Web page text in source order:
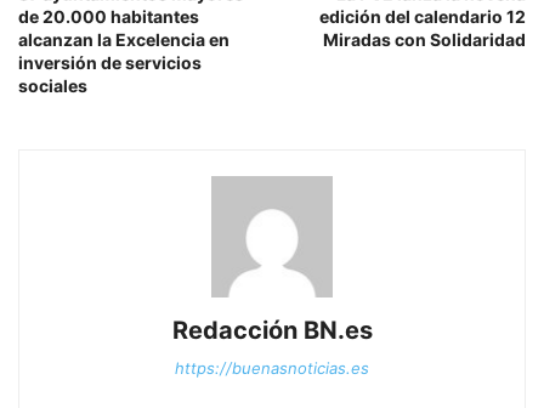
de 20.000 habitantes
alcanzan la Excelencia en
inversión de servicios
sociales
edición del calendario 12
Miradas con Solidaridad
Redacción BN.es
https://buenasnoticias.es